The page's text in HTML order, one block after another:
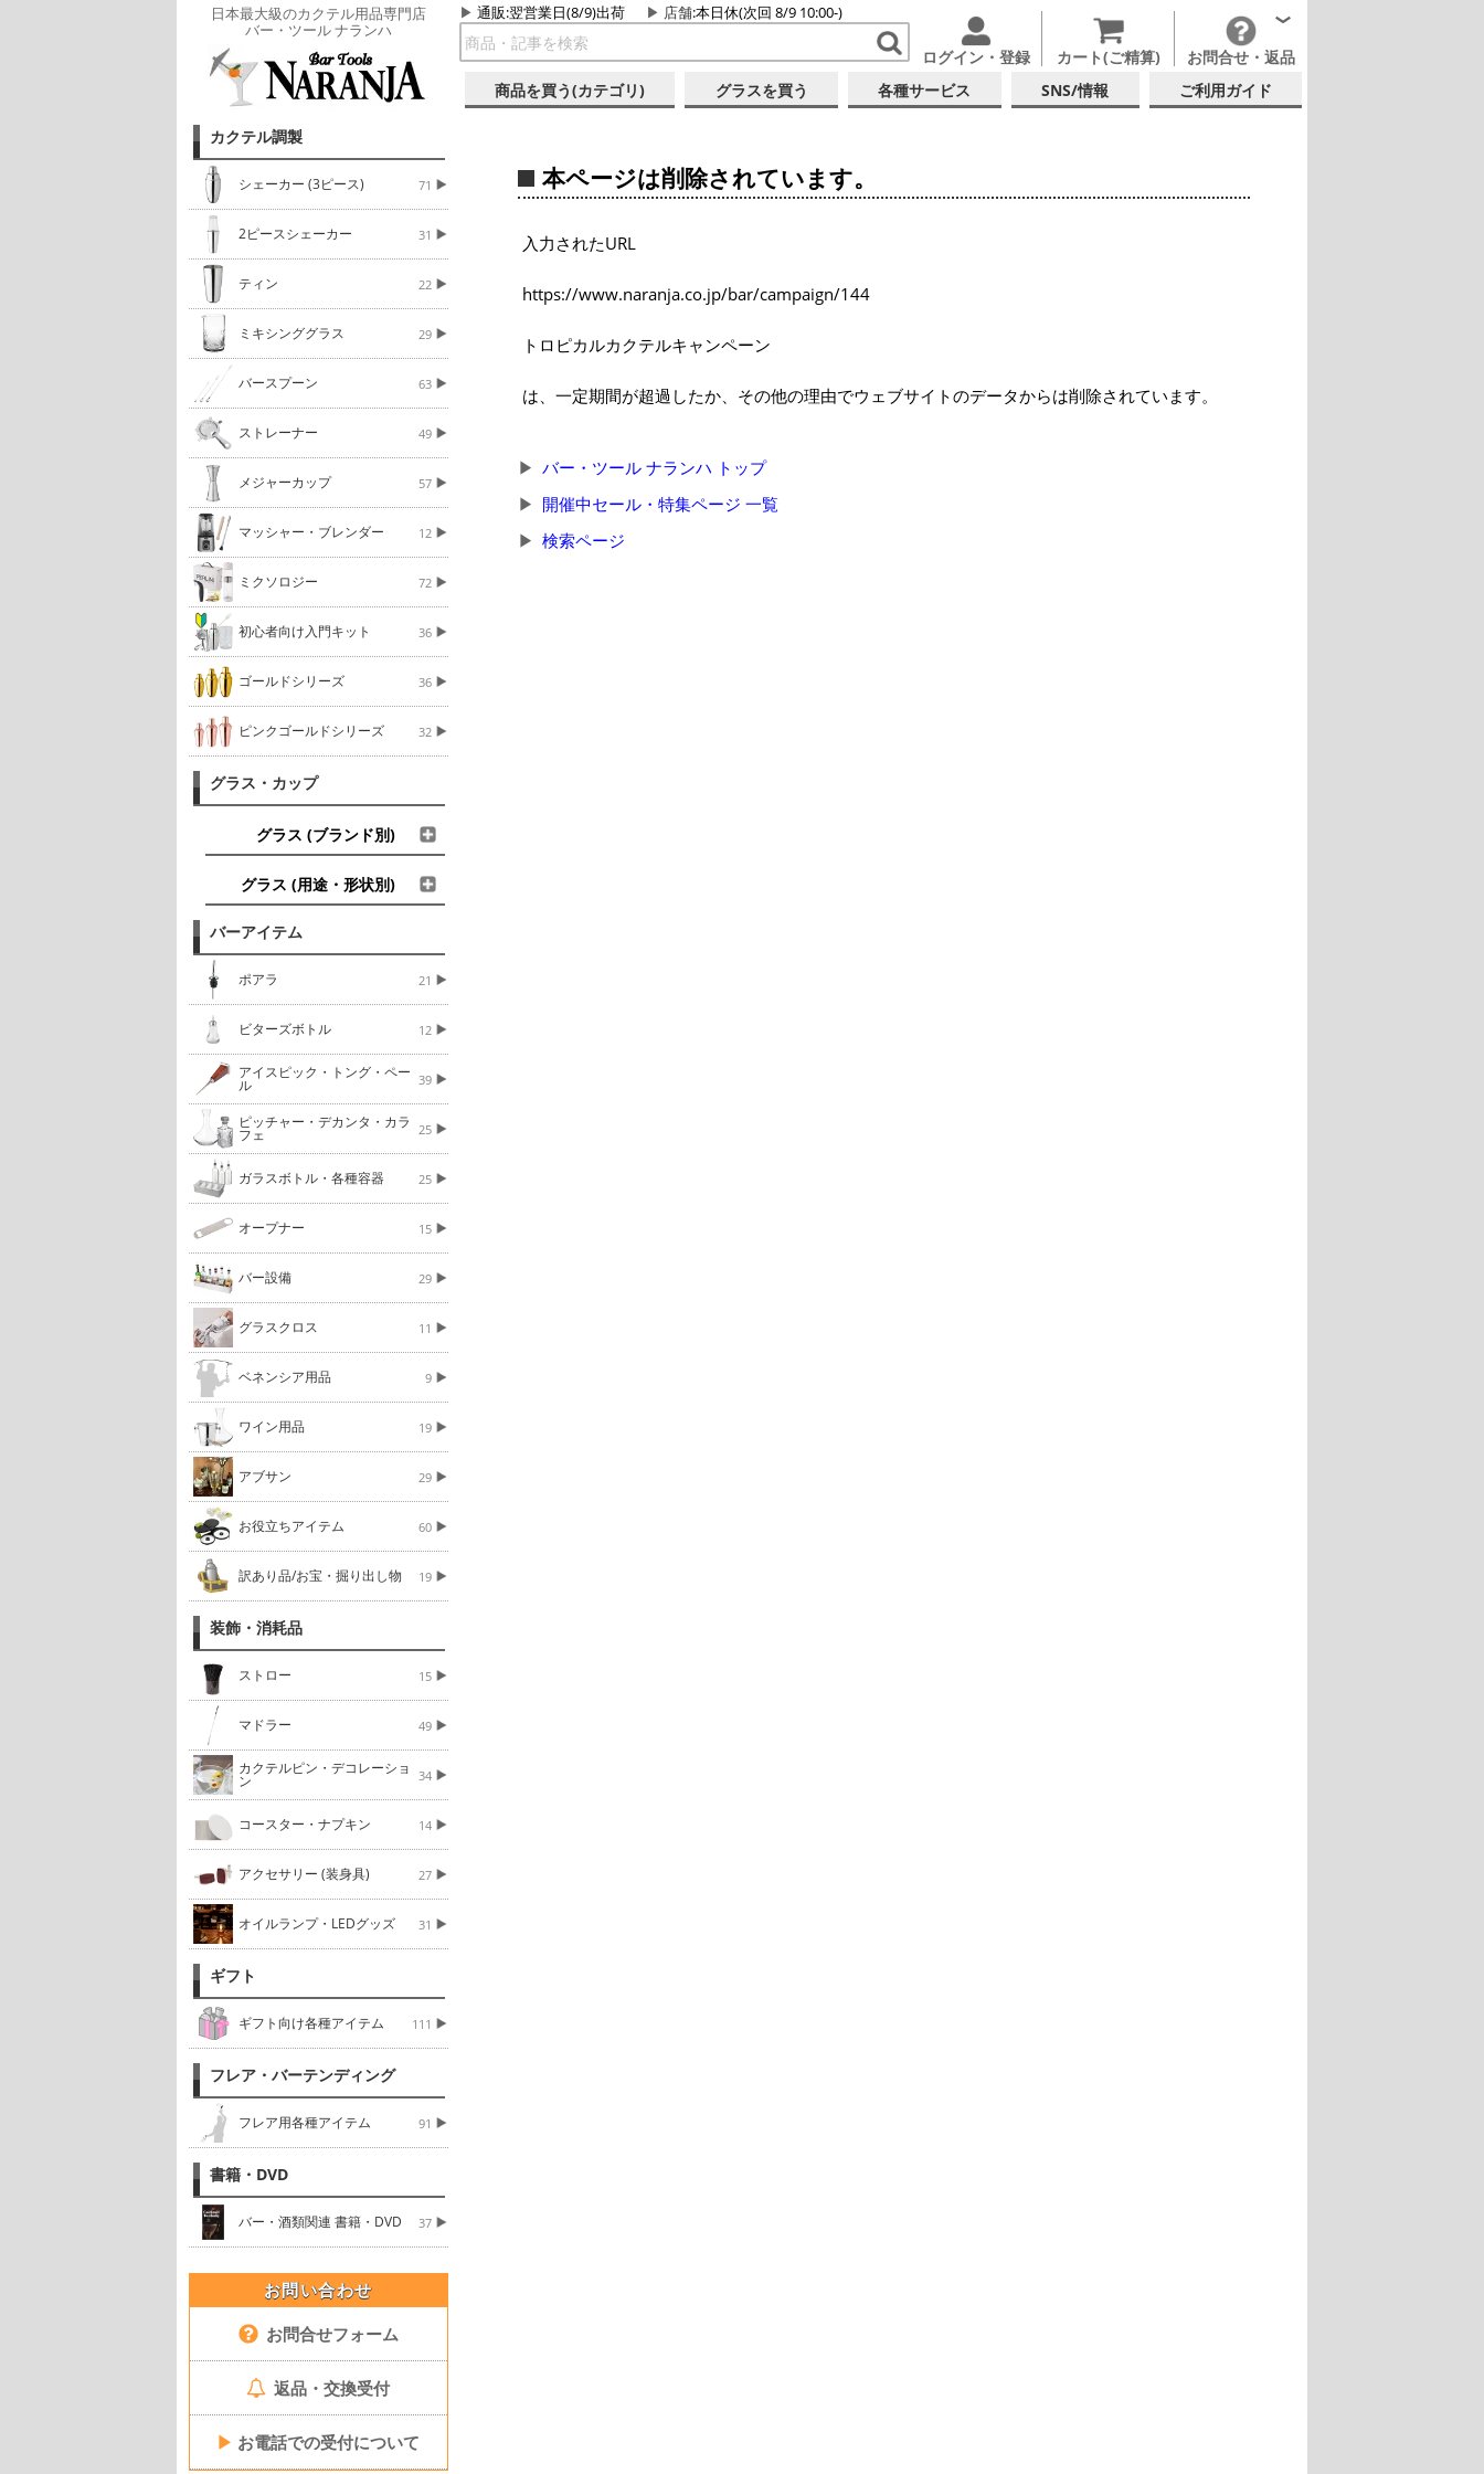
日本最大級のカクテル用品専門店
バー・ツール ナランハ
通販:翌営業日(8/9)出荷 店舗:本日休(次回 8/9 10:00-)
ログイン・登録 カート(ご精算) お問合せ・返品
商品を買う(カテゴリ) グラスを買う 各種サービス SNS/情報 ご利用ガイド
カクテル調製
シェーカー (3ピース) 71
2ピースシェーカー 31
ティン 22
ミキシンググラス 29
バースプーン 63
ストレーナー 49
メジャーカップ 57
マッシャー・ブレンダー 12
ミクソロジー 72
初心者向け入門キット 36
ゴールドシリーズ 36
ピンクゴールドシリーズ 32
グラス・カップ
グラス (ブランド別)
グラス (用途・形状別)
バーアイテム
ポアラ 21
ビターズボトル 12
アイスピック・トング・ペー
ル 39
ピッチャー・デカンタ・カラ
フェ 25
ガラスボトル・各種容器 25
オープナー 15
バー設備 29
グラスクロス 11
ベネンシア用品 9
ワイン用品 19
アブサン 29
お役立ちアイテム 60
訳あり品/お宝・掘り出し物 19
装飾・消耗品
ストロー 15
マドラー 49
カクテルピン・デコレーショ
ン 34
コースター・ナプキン 14
アクセサリー (装身具) 27
オイルランプ・LEDグッズ 31
ギフト
ギフト向け各種アイテム 111
フレア・バーテンディング
フレア用各種アイテム 91
書籍・DVD
バー・酒類関連 書籍・DVD 37
お問い合わせ
お問合せフォーム
返品・交換受付
▶ お電話での受付について
本ページは削除されています。
入力されたURL
https://www.naranja.co.jp/bar/campaign/144
トロピカルカクテルキャンペーン
は、一定期間が超過したか、その他の理由でウェブサイトのデータからは削除されています。
バー・ツール ナランハ トップ
開催中セール・特集ページ 一覧
検索ページ